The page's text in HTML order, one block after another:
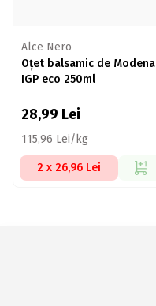
Alce Nero
Oțet balsamic de Modena
IGP eco 250ml
28,99 Lei
115,96 Lei/kg
2 x 26,96 Lei